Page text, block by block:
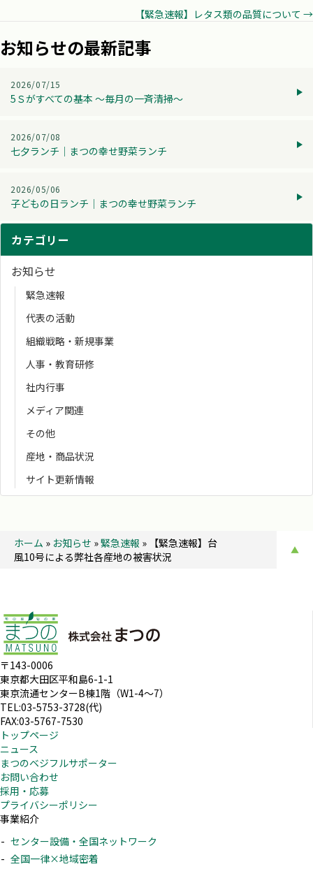
【緊急速報】レタス類の品質について →
お知らせの最新記事
2026/07/15
5Ｓがすべての基本 ～毎月の一斉清掃～
2026/07/08
七夕ランチ│まつの幸せ野菜ランチ
2026/05/06
子どもの日ランチ│まつの幸せ野菜ランチ
カテゴリー
お知らせ
緊急速報
代表の活動
組織戦略・新規事業
人事・教育研修
社内行事
メディア関連
その他
産地・商品状況
サイト更新情報
ホーム » お知らせ »緊急速報 » 【緊急速報】台
風10号による弊社各産地の被害状況
▲
〒143-0006
東京都大田区平和島6-1-1
東京流通センターB棟1階（W1-4～7）
TEL:03-5753-3728(代)
FAX:03-5767-7530
トップページ
ニュース
まつのベジフルサポーター
お問い合わせ
採用・応募
プライバシーポリシー
事業紹介
センター設備・全国ネットワーク
全国一律×地域密着